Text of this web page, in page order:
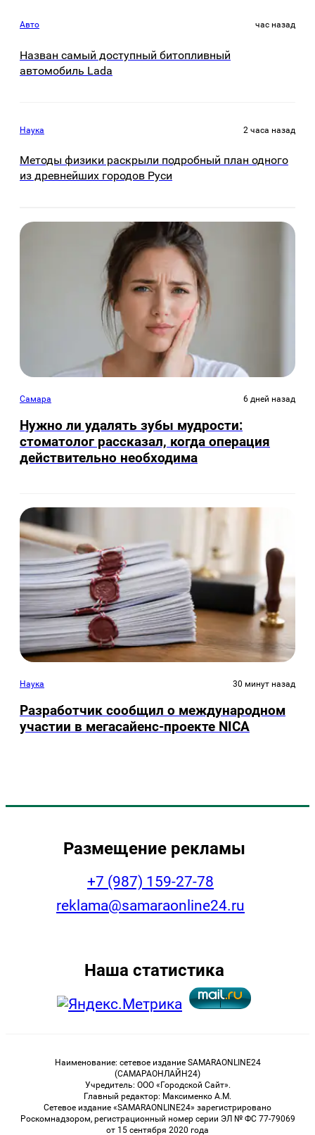
Авто час назад
Назван самый доступный битопливный
автомобиль Lada
Наука 2 часа назад
Методы физики раскрыли подробный план одного
из древнейших городов Руси
Самара 6 дней назад
Нужно ли удалять зубы мудрости:
стоматолог рассказал, когда операция
действительно необходима
Наука 30 минут назад
Разработчик сообщил о международном
участии в мегасайенс-проекте NICA
Размещение рекламы
+7 (987) 159-27-78
reklama@samaraonline24.ru
Наша статистика
Наименование: сетевое издание SAMARAONLINE24
(САМАРАОНЛАЙН24)
Учредитель: ООО «Городской Сайт».
Главный редактор: Максименко А.М.
Сетевое издание «SAMARAONLINE24» зарегистрировано
Роскомнадзором, регистрационный номер серии ЭЛ № ФС 77-79069
от 15 сентября 2020 года